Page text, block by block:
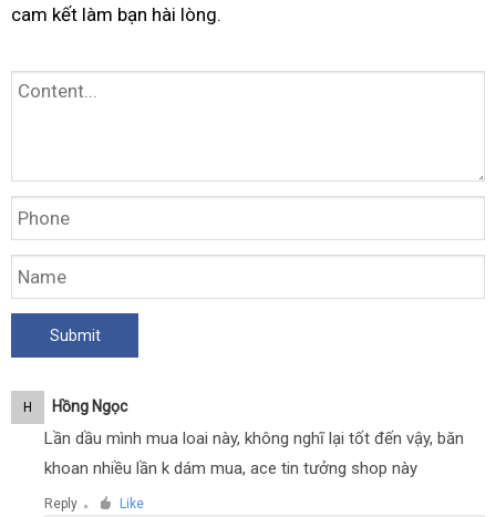
cam kết làm bạn hài lòng.
H Hồng Ngọc
Lần dầu mình mua loai này, không nghĩ lại tốt đến vậy, băn
khoan nhiều lần k dám mua, ace tin tưởng shop này
Reply ● Like